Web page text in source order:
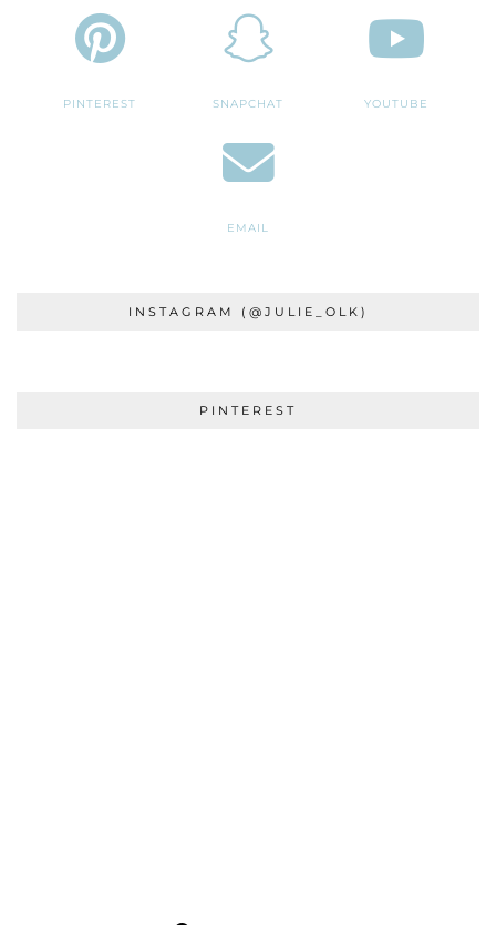
PINTEREST SNAPCHAT YOUTUBE
EMAIL
INSTAGRAM (@JULIE_OLK)
PINTEREST